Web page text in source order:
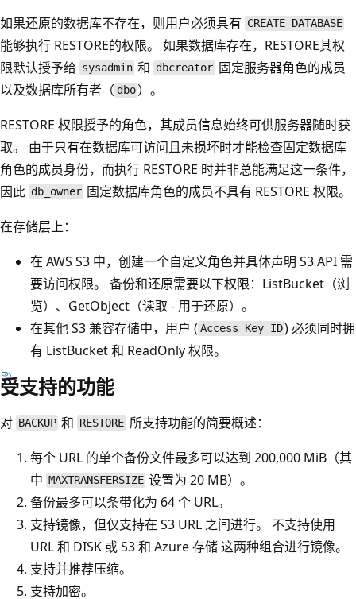
如果还原的数据库不存在，则用户必须具有 CREATE DATABASE
能够执行 RESTORE的权限。 如果数据库存在，RESTORE其权
限默认授予给 sysadmin 和 dbcreator 固定服务器角色的成员
以及数据库所有者（ dbo ）。
RESTORE 权限授予的角色，其成员信息始终可供服务器随时获
取。 由于只有在数据库可访问且未损坏时才能检查固定数据库
角色的成员身份，而执行 RESTORE 时并非总能满足这一条件，
因此 db_owner 固定数据库角色的成员不具有 RESTORE 权限。
在存储层上：
在 AWS S3 中，创建一个自定义角色并具体声明 S3 API 需
要访问权限。 备份和还原需要以下权限：ListBucket （浏
览）、GetObject （读取 - 用于还原）。
在其他 S3 兼容存储中，用户 ( Access Key ID) 必须同时拥
有 ListBucket和 ReadOnly权限。
受支持的功能
对 BACKUP 和 RESTORE 所支持功能的简要概述：
每个 URL 的单个备份文件最多可以达到 200,000 MiB（其
中 MAXTRANSFERSIZE 设置为 20 MB）。
备份最多可以条带化为 64 个 URL。
支持镜像，但仅支持在 S3 URL 之间进行。 不支持使用
URL 和 DISK 或 S3 和 Azure 存储 这两种组合进行镜像。
支持并推荐压缩。
支持加密。